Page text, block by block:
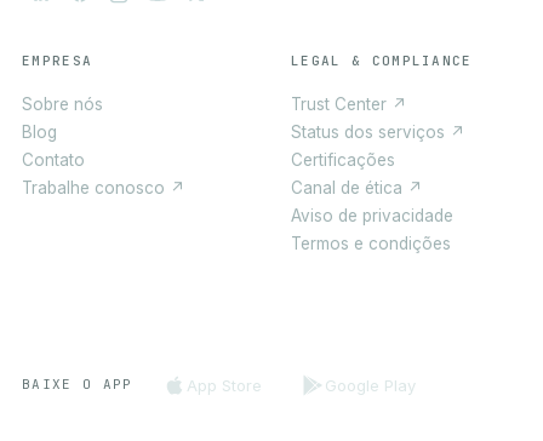
EMPRESA
Sobre nós
Blog
Contato
Trabalhe conosco ↗
LEGAL & COMPLIANCE
Trust Center ↗
Status dos serviços ↗
Certificações
Canal de ética ↗
Aviso de privacidade
Termos e condições
BAIXE O APP App Store Google Play